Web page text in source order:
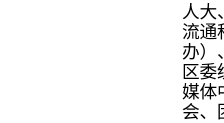
人大
流通
办）
区
媒体
会、